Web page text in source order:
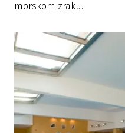
morskom zraku.